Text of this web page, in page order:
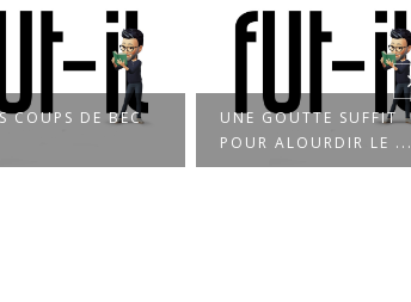
COUPS DE BEC
UNE GOUTTE SUFFIT
POUR ALOURDIR LE ...